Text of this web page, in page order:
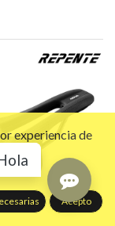
experiencia de
Acepto